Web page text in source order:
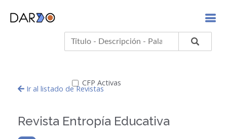
CFP Activas
Ir al listado de Revistas
Revista Entropía Educativa